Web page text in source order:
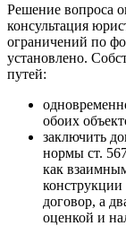
Решение вопроса
консультация
ограничений по
установлено.
путей:
обоих
заключить
нормы ст.
как
договор, а
оценкой и